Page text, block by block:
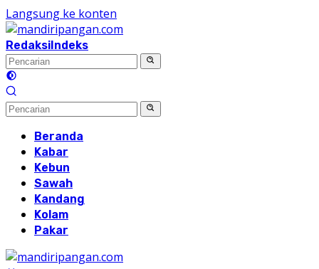
Langsung ke konten
RedaksiIndeks
Beranda
Kabar
Kebun
Sawah
Kandang
Kolam
Pakar